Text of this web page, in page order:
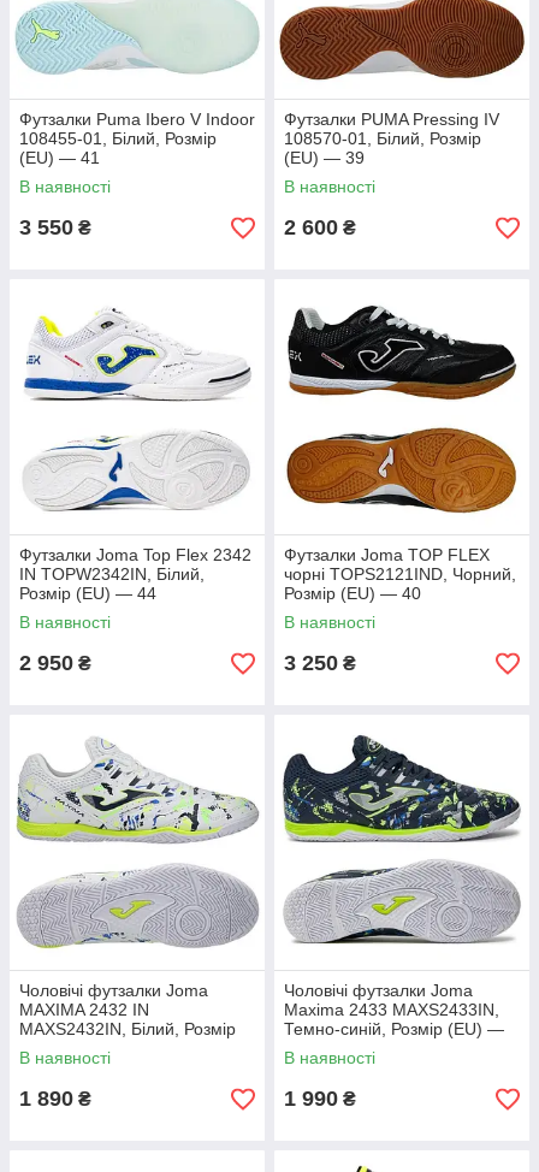
Футзалки Puma Ibero V Indoor
108455-01, Білий, Розмір
(EU) — 41
В наявності
3 550 ₴
Футзалки PUMA Pressing IV
108570-01, Білий, Розмір
(EU) — 39
В наявності
2 600 ₴
Футзалки Joma Top Flex 2342
IN TOPW2342IN, Білий,
Розмір (EU) — 44
В наявності
2 950 ₴
Футзалки Joma TOP FLEX
чорні TOPS2121IND, Чорний,
Розмір (EU) — 40
В наявності
3 250 ₴
Чоловічі футзалки Joma
MAXIMA 2432 IN
MAXS2432IN, Білий, Розмір
(EU) — 45
В наявності
1 890 ₴
Чоловічі футзалки Joma
Maxima 2433 MAXS2433IN,
Темно-синій, Розмір (EU) —
44
В наявності
1 990 ₴